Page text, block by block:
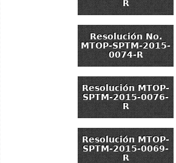
R
Resolución No.
MTOP-SPTM-2015-
0074-R
Resolución MTOP-
SPTM-2015-0076-
R
Resolución MTOP-
SPTM-2015-0069-
R